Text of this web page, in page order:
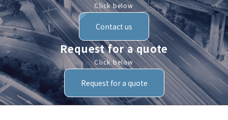
Click below
Contact us
Request for a quote
Click below
Request for a quote